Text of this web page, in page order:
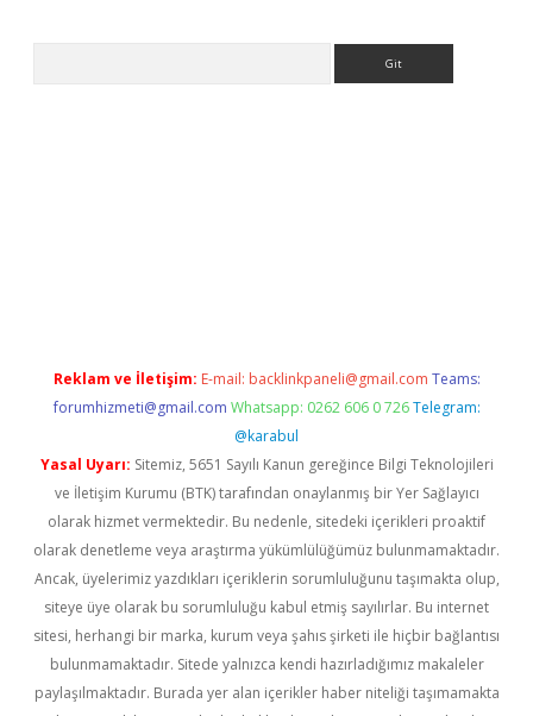
Reklam ve İletişim: E-mail: backlinkpaneli@gmail.com Teams:
forumhizmeti@gmail.com Whatsapp: 0262 606 0 726 Telegram:
@karabul
Yasal Uyarı: Sitemiz, 5651 Sayılı Kanun gereğince Bilgi Teknolojileri
ve İletişim Kurumu (BTK) tarafından onaylanmış bir Yer Sağlayıcı
olarak hizmet vermektedir. Bu nedenle, sitedeki içerikleri proaktif
olarak denetleme veya araştırma yükümlülüğümüz bulunmamaktadır.
Ancak, üyelerimiz yazdıkları içeriklerin sorumluluğunu taşımakta olup,
siteye üye olarak bu sorumluluğu kabul etmiş sayılırlar. Bu internet
sitesi, herhangi bir marka, kurum veya şahıs şirketi ile hiçbir bağlantısı
bulunmamaktadır. Sitede yalnızca kendi hazırladığımız makaleler
paylaşılmaktadır. Burada yer alan içerikler haber niteliği taşımamakta